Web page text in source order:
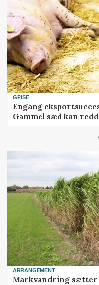
GRISE
Engang
Gammel sæd kan
ARRANGEMENT
Markvandring sætter